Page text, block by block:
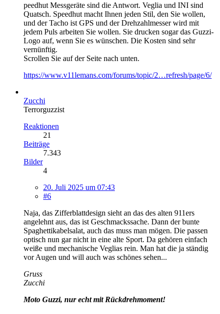
peedhut Messgeräte sind die Antwort. Veglia und INI sind
Quatsch. Speedhut macht Ihnen jeden Stil, den Sie wollen,
und der Tacho ist GPS und der Drehzahlmesser wird mit
jedem Puls arbeiten Sie wollen. Sie drucken sogar das Guzzi-
Logo auf, wenn Sie es wünschen. Die Kosten sind sehr
vernünftig.
Scrollen Sie auf der Seite nach unten.
https://www.v11lemans.com/forums/topic/2…refresh/page/6/
Zucchi
Terrorguzzist
Reaktionen
21
Beiträge
7.343
Bilder
4
20. Juli 2025 um 07:43
#6
Naja, das Zifferblattdesign sieht an das des alten 911ers
angelehnt aus, das ist Geschmackssache. Dann der bunte
Spaghettikabelsalat, auch das muss man mögen. Die passen
optisch nun gar nicht in eine alte Sport. Da gehören einfach
weiße und mechanische Veglias rein. Man hat die ja ständig
vor Augen und will auch was schönes sehen...
Gruss
Zucchi
Moto Guzzi, nur echt mit Rückdrehmoment!